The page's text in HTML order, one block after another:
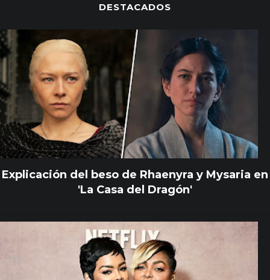
DESTACADOS
Explicación del beso de Rhaenyra y Mysaria en
'La Casa del Dragón'